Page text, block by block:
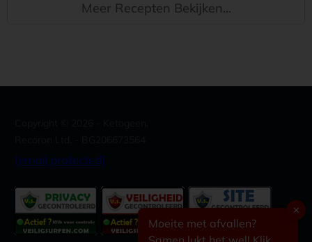
Meer Recepten Bekijken...
✕
Moeite met afvallen?
[email protected]